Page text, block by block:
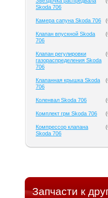
Skoda 706
Камера сапуна Skoda 706 (
Клапан впускной Skoda
706
(
Клапан регулировки
газораспределения Skoda
706
(
Клапанная крышка Skoda
706
(
Коленвал Skoda 706 (
Комплект грм Skoda 706 (
Компрессор клапана
Skoda 706
(
Запчасти к